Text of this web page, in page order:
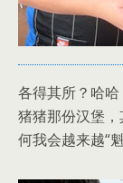
各得其所？哈
猪猪那份汉堡
何我会越来越“